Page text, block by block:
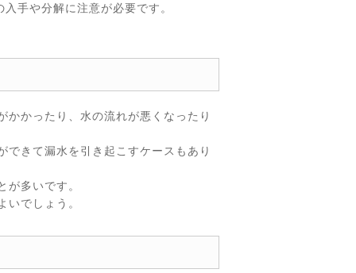
手や分解に注意が必要です。
かったり、水の流れが悪くなったり
きて漏水を引き起こすケースもあり
多いです。
でしょう。